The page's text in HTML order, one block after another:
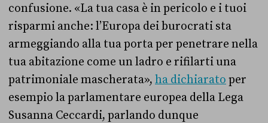
confusione. «La tua casa è in pericolo e i tuoi
risparmi anche: l’Europa dei burocrati sta
armeggiando alla tua porta per penetrare nella
tua abitazione come un ladro e rifilarti una
patrimoniale mascherata», ha dichiarato per
esempio la parlamentare europea della Lega
Susanna Ceccardi, parlando dunque